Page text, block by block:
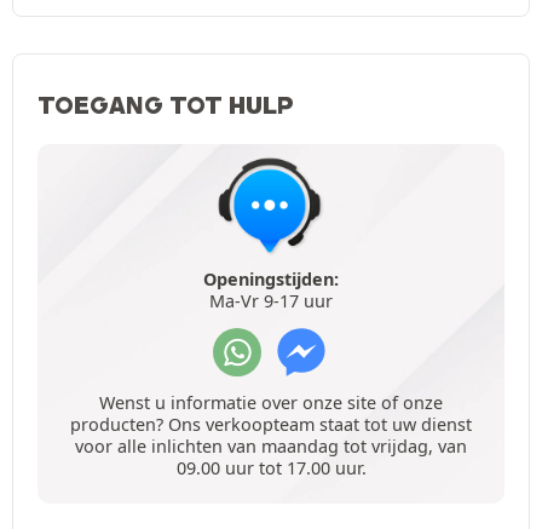
TOEGANG TOT HULP
Openingstijden:
Ma-Vr 9-17 uur
Wenst u informatie over onze site of onze
producten? Ons verkoopteam staat tot uw dienst
voor alle inlichten van maandag tot vrijdag, van
09.00 uur tot 17.00 uur.